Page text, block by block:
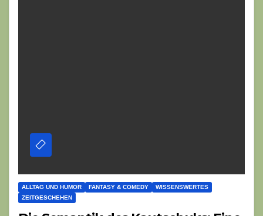
ALLTAG UND HUMOR FANTASY & COMEDY
WISSENSWERTES
ZEITGESCHEHEN